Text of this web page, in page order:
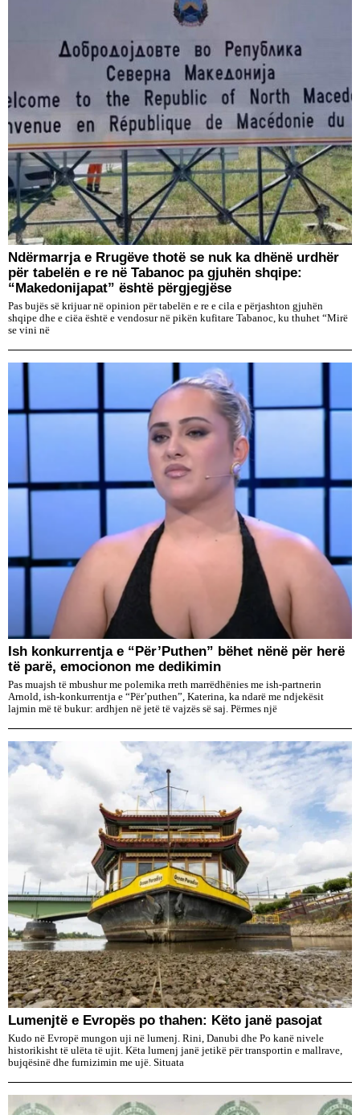
Ndërmarrja e Rrugëve thotë se nuk ka dhënë urdhër
për tabelën e re në Tabanoc pa gjuhën shqipe:
“Makedonijapat” është përgjegjëse
Pas bujës së krijuar në opinion për tabelën e re e cila e përjashton gjuhën
shqipe dhe e ciëa është e vendosur në pikën kufitare Tabanoc, ku thuhet “Mirë
se vini në
Ish konkurrentja e “Për’Puthen” bëhet nënë për herë
të parë, emocionon me dedikimin
Pas muajsh të mbushur me polemika rreth marrëdhënies me ish-partnerin
Arnold, ish-konkurrentja e “Për’puthen”, Katerina, ka ndarë me ndjekësit
lajmin më të bukur: ardhjen në jetë të vajzës së saj. Përmes një
Lumenjtë e Evropës po thahen: Këto janë pasojat
Kudo në Evropë mungon uji në lumenj. Rini, Danubi dhe Po kanë nivele
historikisht të ulëta të ujit. Këta lumenj janë jetikë për transportin e mallrave,
bujqësinë dhe furnizimin me ujë. Situata